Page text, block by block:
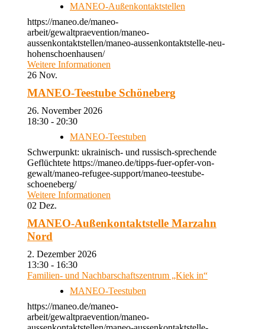
MANEO-Außenkontaktstellen
https://maneo.de/maneo-
arbeit/gewaltpraevention/maneo-
aussenkontaktstellen/maneo-aussenkontaktstelle-neu-
hohenschoenhausen/
Weitere Informationen
26 Nov.
MANEO-Teestube Schöneberg
26. November 2026
18:30 - 20:30
MANEO-Teestuben
Schwerpunkt: ukrainisch- und russisch-sprechende
Geflüchtete https://maneo.de/tipps-fuer-opfer-von-
gewalt/maneo-refugee-support/maneo-teestube-
schoeneberg/
Weitere Informationen
02 Dez.
MANEO-Außenkontaktstelle Marzahn
Nord
2. Dezember 2026
13:30 - 16:30
Familien- und Nachbarschaftszentrum „Kiek in“
MANEO-Teestuben
https://maneo.de/maneo-
arbeit/gewaltpraevention/maneo-